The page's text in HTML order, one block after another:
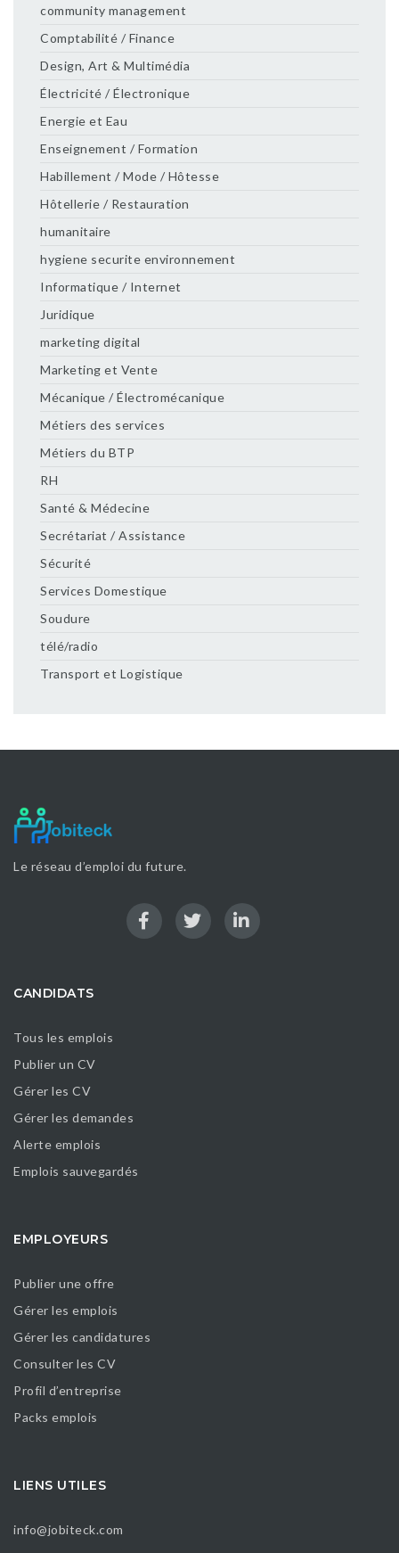
community management
Comptabilité / Finance
Design, Art & Multimédia
Électricité / Électronique
Energie et Eau
Enseignement / Formation
Habillement / Mode / Hôtesse
Hôtellerie / Restauration
humanitaire
hygiene securite environnement
Informatique / Internet
Juridique
marketing digital
Marketing et Vente
Mécanique / Électromécanique
Métiers des services
Métiers du BTP
RH
Santé & Médecine
Secrétariat / Assistance
Sécurité
Services Domestique
Soudure
télé/radio
Transport et Logistique
Le réseau d’emploi du future.
CANDIDATS
Tous les emplois
Publier un CV
Gérer les CV
Gérer les demandes
Alerte emplois
Emplois sauvegardés
EMPLOYEURS
Publier une offre
Gérer les emplois
Gérer les candidatures
Consulter les CV
Profil d’entreprise
Packs emplois
LIENS UTILES
info@jobiteck.com